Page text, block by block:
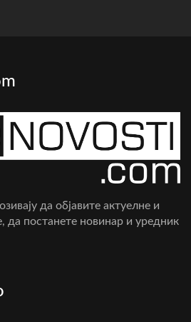
да објавите актуелне и
да постанете новинар и уредник